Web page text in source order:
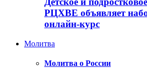
РЦХВЕ объявляет
онлайн-курс
Молитва
Молитва о России